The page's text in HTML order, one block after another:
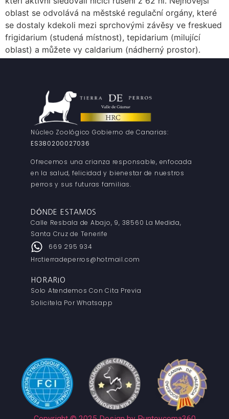
oblast se odvolává na městské regulační orgány, které
se dostaly kdekoli mezi sprchovými závěsy ve freskued
frigidarium (studená místnost), tepidarium (milující
oblast) a můžete vy caldarium (nádherný prostor).
Núcleo Zoológico Gobierno de Canarias:
ES380200027036
Ofrecemos una crianza responsable, enfocada
en la salud, felicidad y bienestar de nuestros
perros y sus futuras familias.
DÓNDE ESTAMOS
Calle Resbala de Abajo, 9, 38560 La Medida,
Santa Cruz de Tenerife
669 295 934
Hrctierradeperros@hotmail.com
HORARIO
Solo Atendemos Con Cita Previa
Solicitela Por Whatsapp